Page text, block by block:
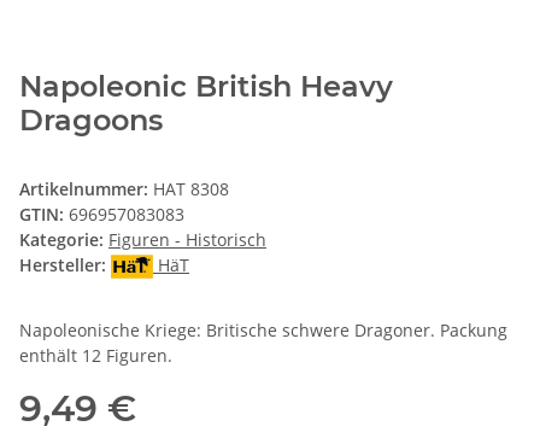
Napoleonic British Heavy
Dragoons
Artikelnummer: HAT 8308
GTIN: 696957083083
Kategorie: Figuren - Historisch
Hersteller:
HäT
Napoleonische Kriege: Britische schwere Dragoner. Packung
enthält 12 Figuren.
9,49 €